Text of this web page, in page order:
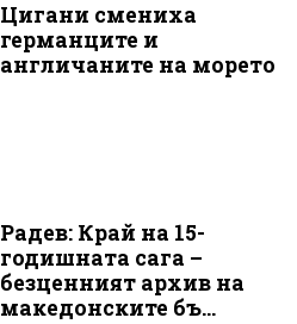
Цигани смениха
германците и
англичаните на морето
Радев: Край на 15-
годишната сага –
безценният архив на
македонските бъ...